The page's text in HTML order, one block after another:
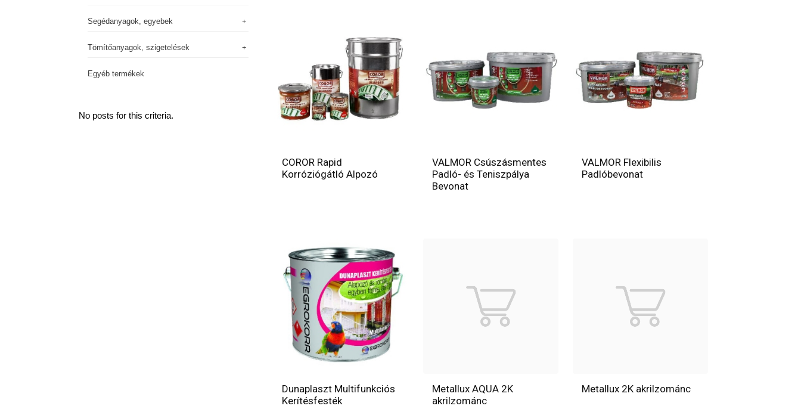
COROR Rapid
Korróziógátló Alpozó
VALMOR Csúszásmentes
Padló- és Teniszpálya
Bevonat
VALMOR Flexibilis
Padlóbevonat
Dunaplaszt Multifunkciós
Kerítésfesték
Metallux AQUA 2K
akrilzománc
Metallux 2K akrilzománc
Segédanyagok, egyebek
Tömítőanyagok, szigetelések
Egyéb termékek
No posts for this criteria.